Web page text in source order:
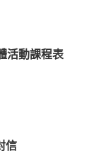
活動課程表
信